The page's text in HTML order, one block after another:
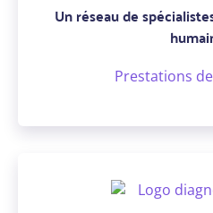
Un réseau de
Prestations